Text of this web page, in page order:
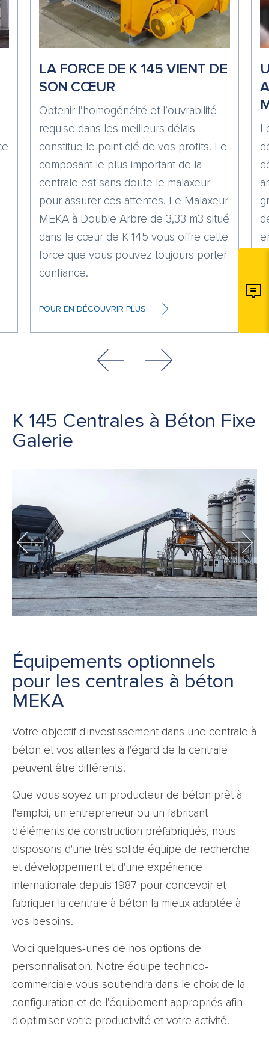
LA FORCE DE K 145 VIENT DE
SON CŒUR
Obtenir l’homogénéité et l’ouvrabilité
requise dans les meilleurs délais
constitue le point clé de vos profits. Le
composant le plus important de la
centrale est sans doute le malaxeur
pour assurer ces attentes. Le Malaxeur
MEKA à Double Arbre de 3,33 m3 situé
dans le cœur de K 145 vous offre cette
force que vous pouvez toujours porter
confiance.
POUR EN DÉCOUVRIR PLUS
K 145 Centrales à Béton Fixe
Galerie
Équipements optionnels
pour les centrales à béton
MEKA
Votre objectif d'investissement dans une centrale à
béton et vos attentes à l'égard de la centrale
peuvent être différents.
Que vous soyez un producteur de béton prêt à
l'emploi, un entrepreneur ou un fabricant
d'éléments de construction préfabriqués, nous
disposons d'une très solide équipe de recherche
et développement et d'une expérience
internationale depuis 1987 pour concevoir et
fabriquer la centrale à béton la mieux adaptée à
vos besoins.
Voici quelques-unes de nos options de
personnalisation. Notre équipe technico-
commerciale vous soutiendra dans le choix de la
configuration et de l'équipement appropriés afin
d'optimiser votre productivité et votre activité.